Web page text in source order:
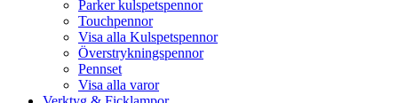
Parker kulspetspennor
Touchpennor
Visa alla Kulspetspennor
Överstrykningspennor
Pennset
Visa alla varor